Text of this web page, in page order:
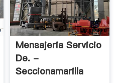
Mensajeria Servicio
De. -
Seccionamarilla